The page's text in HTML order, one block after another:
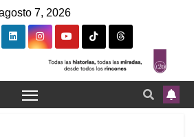
7, 2026